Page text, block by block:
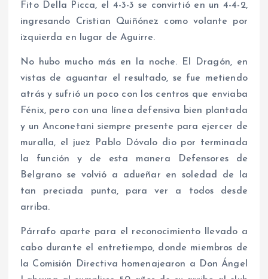
Fito Della Picca, el 4-3-3 se convirtió en un 4-4-2,
ingresando Cristian Quiñónez como volante por
izquierda en lugar de Aguirre.
No hubo mucho más en la noche. El Dragón, en
vistas de aguantar el resultado, se fue metiendo
atrás y sufrió un poco con los centros que enviaba
Fénix, pero con una línea defensiva bien plantada
y un Anconetani siempre presente para ejercer de
muralla, el juez Pablo Dóvalo dio por terminada
la función y de esta manera Defensores de
Belgrano se volvió a adueñar en soledad de la
tan preciada punta, para ver a todos desde
arriba.
Párrafo aparte para el reconocimiento llevado a
cabo durante el entretiempo, donde miembros de
la Comisión Directiva homenajearon a Don Ángel